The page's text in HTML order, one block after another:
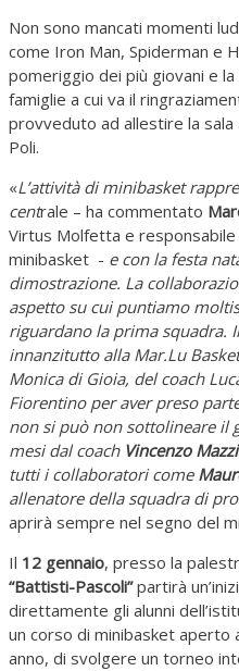
Non sono mancati momenti
come Iron Man, Spiderman e
pomeriggio dei più giovani e
famiglie a cui va il
provveduto ad allestire la
Poli.
«L’attività di minibasket
centrale – ha commentato
Virtus Molfetta e
minibasket - e con la festa
dimostrazione. La
aspetto su cui puntiamo
riguardano la prima squadra.
innanzitutto alla Mar.Lu
Monica di Gioia, del coach
Fiorentino per aver preso
non si può non sottolineare il
mesi dal coach Vincenzo
tutti i collaboratori come
allenatore della squadra di
aprirà sempre nel segno del
Il 12 gennaio, presso la
“Battisti-Pascoli”partirà
direttamente gli alunni
un corso di minibasket aperto
anno, di svolgere un torneo